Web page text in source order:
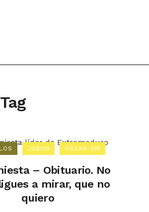
JUBÓN ÓSCAR GM
– Obituario. No
a mirar, que no
quiero